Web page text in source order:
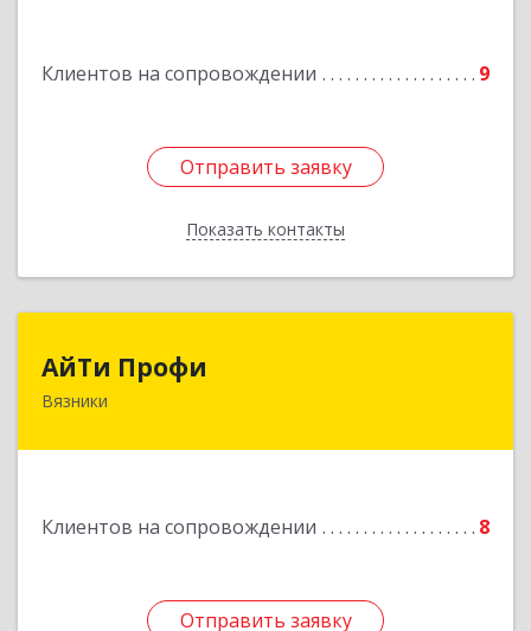
Клиентов на сопровождении 9
Отправить заявку
Показать контакты
Отправить заявку
Назад
АйТи Профи
Вязники
Клиентов на сопровождении 8
Отправить заявку
Отправить заявку